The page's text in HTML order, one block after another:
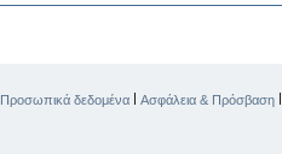
Προσωπικά δεδομένα | Ασφάλεια & Πρόσβαση